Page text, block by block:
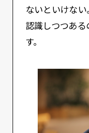
ないといけな
認識しつつある
す。